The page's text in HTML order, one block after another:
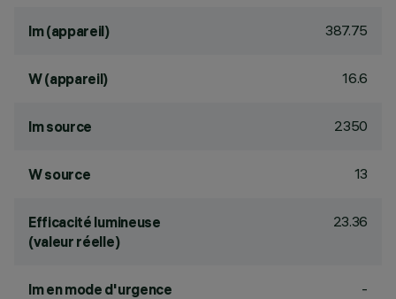
lm (appareil) 387.75
W (appareil) 16.6
lm source 2350
W source 13
Efficacité lumineuse
(valeur réelle)
23.36
lm en mode d'urgence -